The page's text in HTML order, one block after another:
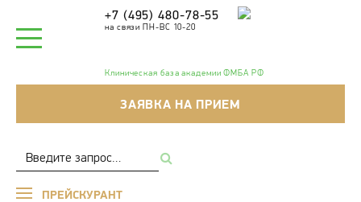
+7 (495) 480-78-55
на связи ПН-ВС 10-20
Клиническая база академии ФМБА РФ
ЗАЯВКА НА ПРИЕМ
ПРЕЙСКУРАНТ